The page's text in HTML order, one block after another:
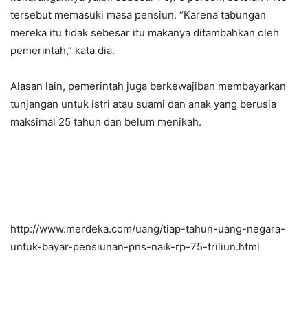
tersebut memasuki masa pensiun. “Karena tabungan
mereka itu tidak sebesar itu makanya ditambahkan oleh
pemerintah,” kata dia.
Alasan lain, pemerintah juga berkewajiban membayarkan
tunjangan untuk istri atau suami dan anak yang berusia
maksimal 25 tahun dan belum menikah.
http://www.merdeka.com/uang/tiap-tahun-uang-negara-
untuk-bayar-pensiunan-pns-naik-rp-75-triliun.html